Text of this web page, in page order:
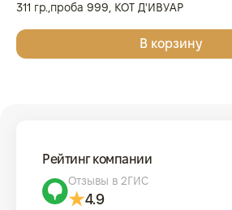
311 гр.,проба 999, КОТ Д'ИВУАР
В корзину
Рейтинг компании
Отзывы в 2ГИС
4.9